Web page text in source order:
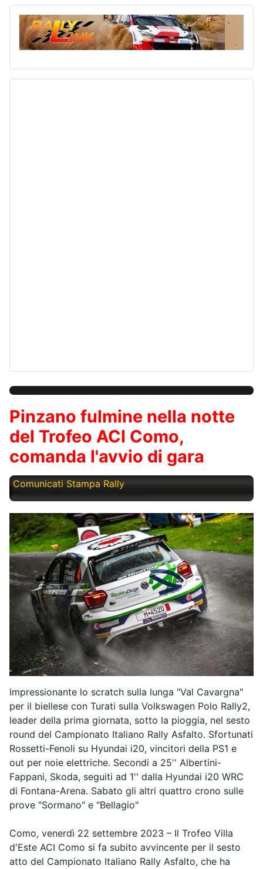
Pinzano fulmine nella notte
del Trofeo ACI Como,
comanda l'avvio di gara
Comunicati Stampa Rally
Sabato, 23 Settembre 2023
Impressionante lo scratch sulla lunga "Val Cavargna"
per il biellese con Turati sulla Volkswagen Polo Rally2,
leader della prima giornata, sotto la pioggia, nel sesto
round del Campionato Italiano Rally Asfalto. Sfortunati
Rossetti-Fenoli su Hyundai i20, vincitori della PS1 e
out per noie elettriche. Secondi a 25'' Albertini-
Fappani, Skoda, seguiti ad 1'' dalla Hyundai i20 WRC
di Fontana-Arena. Sabato gli altri quattro crono sulle
prove "Sormano" e "Bellagio"
Como, venerdì 22 settembre 2023 – Il Trofeo Villa
d'Este ACI Como si fa subito avvincente per il sesto
atto del Campionato Italiano Rally Asfalto, che ha